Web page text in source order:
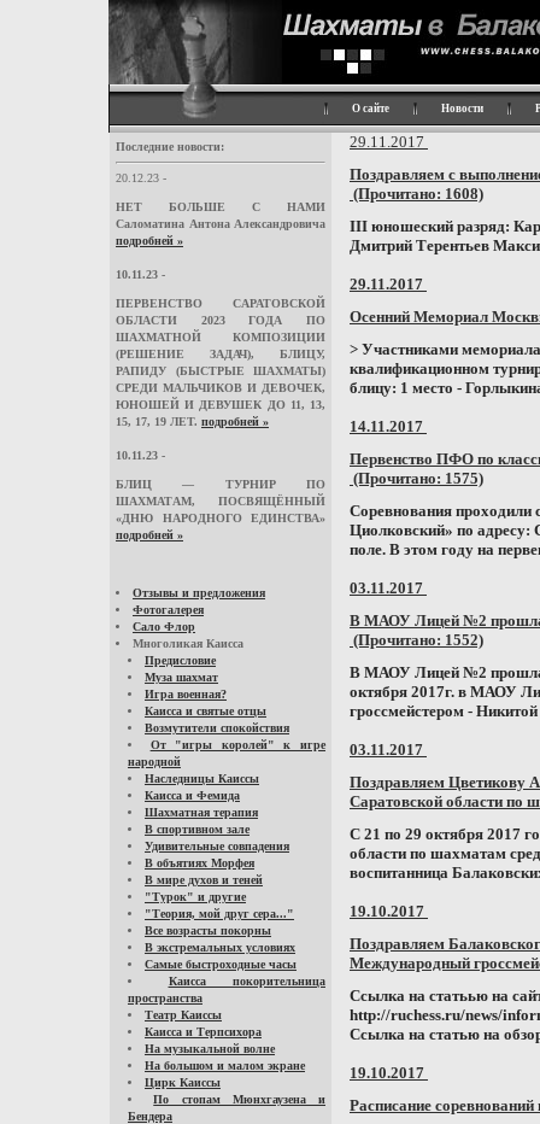
О сайте Новости
Последние новости:
20.12.23 -
НЕТ БОЛЬШЕ С НАМИ
Саломатина Антона Александровича
подробней »
10.11.23 -
ПЕРВЕНСТВО САРАТОВСКОЙ
ОБЛАСТИ 2023 ГОДА ПО
ШАХМАТНОЙ КОМПОЗИЦИИ
(РЕШЕНИЕ ЗАДАЧ), БЛИЦУ,
РАПИДУ (БЫСТРЫЕ ШАХМАТЫ)
СРЕДИ МАЛЬЧИКОВ И ДЕВОЧЕК,
ЮНОШЕЙ И ДЕВУШЕК ДО 11, 13,
15, 17, 19 ЛЕТ. подробней »
10.11.23 -
БЛИЦ — ТУРНИР ПО
ШАХМАТАМ, ПОСВЯЩЁННЫЙ
«ДНЮ НАРОДНОГО ЕДИНСТВА»
подробней »
Отзывы и предложения
Фотогалерея
Сало Флор
Многоликая Каисса
Предисловие
Муза шахмат
Игра военная?
Каисса и святые отцы
Возмутители спокойствия
От "игры королей" к игре
народной
Наследницы Каиссы
Каисса и Фемида
Шахматная терапия
В спортивном зале
Удивительные совпадения
В объятиях Морфея
В мире духов и теней
"Турок" и другие
"Теория, мой друг сера..."
Все возрасты покорны
В экстремальных условиях
Самые быстроходные часы
Каисса покорительница
пространства
Театр Каиссы
Каисса и Терпсихора
На музыкальной волне
На большом и малом экране
Цирк Каиссы
По стопам Мюнхгаузена и
Бендера
29.11.2017
Поздравляем с
(Прочитано: 1608)
III юношеский разряд:
Дмитрий Терентьев
29.11.2017
Осенний Мемориал
> Участниками
квалификационном
блицу: 1 место -
14.11.2017
Первенство ПФО по
(Прочитано: 1575)
Соревнования проходили
Циолковский» по адресу:
поле. В этом году на
03.11.2017
В МАОУ Лицей №2 прошла
(Прочитано: 1552)
В МАОУ Лицей №2 прошла
октября 2017г. в МАОУ
гроссмейстером -
03.11.2017
Поздравляем Цветикову
Саратовской области
С 21 по 29 октября 2017
области по шахматам
воспитанница
19.10.2017
Поздравляем
Международный
Ссылка на статьью на
http://ruchess.ru/news/
Ссылка на статью на
19.10.2017
Расписание